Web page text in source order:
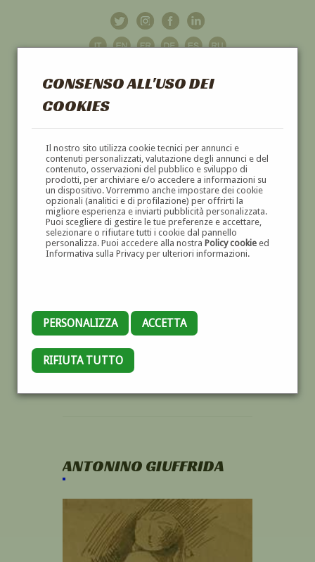
CONSENSO ALL'USO DEI
COOKIES
Il nostro sito utilizza cookie tecnici per annunci e
contenuti personalizzati, valutazione degli annunci e del
contenuto, osservazioni del pubblico e sviluppo di
prodotti, per archiviare e/o accedere a informazioni su
un dispositivo. Vorremmo anche impostare dei cookie
opzionali (analitici e di profilazione) per offrirti la
migliore esperienza e inviarti pubblicità personalizzata.
Puoi scegliere di gestire le tue preferenze e accettare,
selezionare o rifiutare tutti i cookie dal pannello
personalizza. Puoi accedere alla nostra Policy cookieed
Informativa sulla Privacy per ulteriori informazioni.
PERSONALIZZA ACCETTA
RIFIUTA TUTTO
GALLERIAD'ARTE
DIPINTI E SCULTURE '800 E '900
ANTONINO GIUFFRIDA